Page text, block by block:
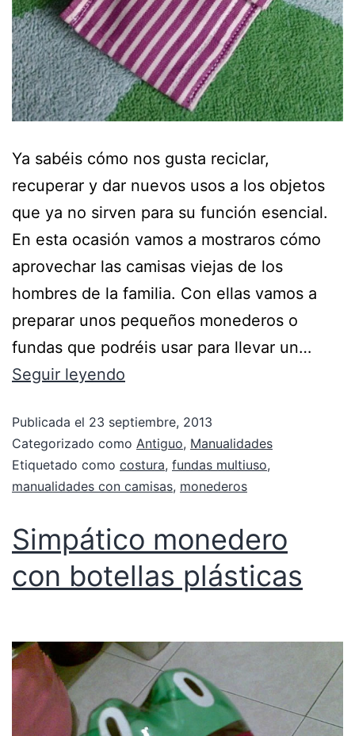
Ya sabéis cómo nos gusta reciclar,
recuperar y dar nuevos usos a los objetos
que ya no sirven para su función esencial.
En esta ocasión vamos a mostraros cómo
aprovechar las camisas viejas de los
hombres de la familia. Con ellas vamos a
preparar unos pequeños monederos o
fundas que podréis usar para llevar un…
Seguir leyendo
Publicada el 23 septiembre, 2013
Categorizado como Antiguo, Manualidades
Etiquetado como costura, fundas multiuso,
manualidades con camisas, monederos
Simpático monedero
con botellas plásticas